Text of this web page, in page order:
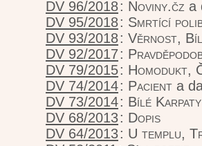
DV 96/2018: Noviny.čz a
DV 95/2018: Smrtící
DV 93/2018: Věrnost,
DV 92/2017:
DV 79/2015: Homodukt,
DV 74/2014: Pacient a
DV 73/2014: Bílé Karpaty
DV 68/2013: Dopis
DV 64/2013: U templu,